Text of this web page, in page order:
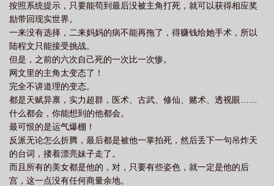
按照系统提示，只要能苟到最后没被主角打死，就可以获得相应奖
励带回现实世界。
一来没有选择，二来妈妈的病不能再拖了，得赚钱给她手术，所以
陆程文只能接受挑战。
但是，之前的六次自己死的一次比一次惨。
网文里的主角太变态了！
完全不讲道理的变态。
都是天赋异禀，实力超群，医术、古武、修仙、赌术、透视眼……
什么都会，你能想到的他都会。
最可恨的是运气爆棚！
反派无论怎么折腾，最后都是被他一掌拍死，然后丢下一句吊炸天
的台词，搂着漂亮妹子走了。
而且所有的美女都是他的，对，只要有些姿色，就一定是他的后
宫，这一点没有任何商量余地。